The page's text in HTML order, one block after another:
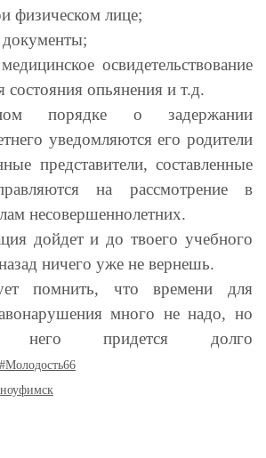
физическом лице;
освидетельствование
состояния опьянения и т.д.
порядке о задержании
уведомляются его родители
представители, составленные
на рассмотрение в
несовершеннолетних.
дойдет и до твоего учебного
ничего уже не вернешь.
помнить, что времени для
много не надо, но
придется долго
#Молодость66